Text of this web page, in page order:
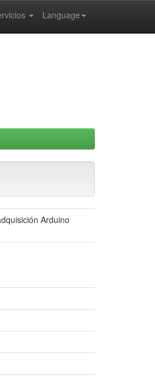
Language
Arduino